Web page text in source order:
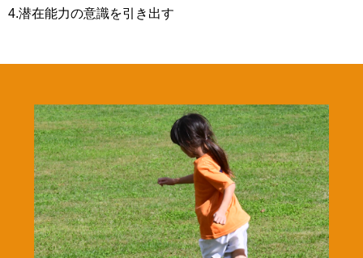
4.潜在能力の意識を引き出す